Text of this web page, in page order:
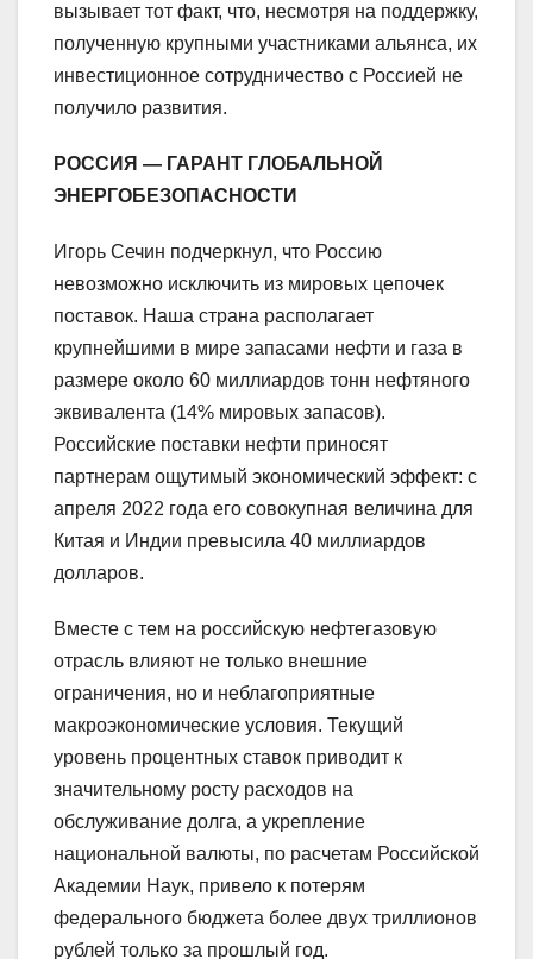
вызывает тот факт, что, несмотря на поддержку,
полученную крупными участниками альянса, их
инвестиционное сотрудничество с Россией не
получило развития.
РОССИЯ — ГАРАНТ ГЛОБАЛЬНОЙ
ЭНЕРГОБЕЗОПАСНОСТИ
Игорь Сечин подчеркнул, что Россию
невозможно исключить из мировых цепочек
поставок. Наша страна располагает
крупнейшими в мире запасами нефти и газа в
размере около 60 миллиардов тонн нефтяного
эквивалента (14% мировых запасов).
Российские поставки нефти приносят
партнерам ощутимый экономический эффект: с
апреля 2022 года его совокупная величина для
Китая и Индии превысила 40 миллиардов
долларов.
Вместе с тем на российскую нефтегазовую
отрасль влияют не только внешние
ограничения, но и неблагоприятные
макроэкономические условия. Текущий
уровень процентных ставок приводит к
значительному росту расходов на
обслуживание долга, а укрепление
национальной валюты, по расчетам Российской
Академии Наук, привело к потерям
федерального бюджета более двух триллионов
рублей только за прошлый год.